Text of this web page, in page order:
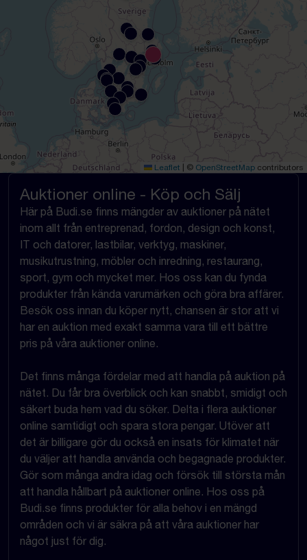
Leaflet © OpenStreetMap contributors
Auktioner online - Köp och Sälj
Här på Budi.se finns mängder av auktioner på nätet
inom allt från entreprenad, fordon, design och konst,
IT och datorer, lastbilar, verktyg, maskiner,
musikutrustning, möbler och inredning, restaurang,
sport, gym och mycket mer. Hos oss kan du fynda
produkter från kända varumärken och göra bra affärer.
Besök oss innan du köper nytt, chansen är stor att vi
har en auktion med exakt samma vara till ett bättre
pris på våra auktioner online.
Det finns många fördelar med att handla på auktion på
nätet. Du får bra överblick och kan snabbt, smidigt och
säkert buda hem vad du söker. Delta i flera auktioner
online samtidigt och spara stora pengar. Utöver att
det är billigare gör du också en insats för klimatet när
du väljer att handla använda och begagnade produkter.
Gör som många andra idag och försök till största mån
att handla hållbart på auktioner online. Hos oss på
Budi.se finns produkter för alla behov i en mängd
områden och vi är säkra på att våra auktioner har
något just för dig.